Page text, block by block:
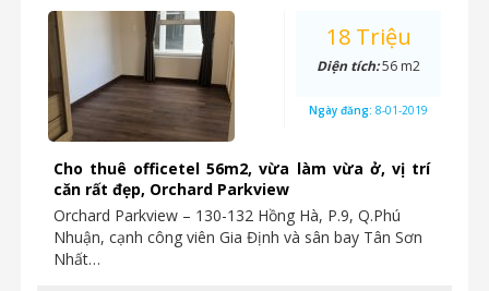
Cho thuê officetel 56m2, vừa làm vừa ở, vị trí
căn rất đẹp, Orchard Parkview
Orchard Parkview – 130-132 Hồng Hà, P.9, Q.Phú
Nhuận, cạnh công viên Gia Định và sân bay Tân Sơn
Nhất…
18 Triệu
Diện tích:56 m2
Ngày đăng: 8-01-2019